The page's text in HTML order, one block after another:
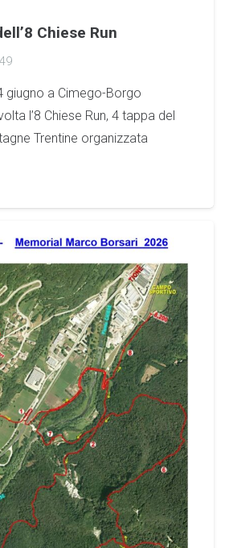
Chiese Run
giugno a Cimego-Borgo
l’8 Chiese Run, 4 tappa del
Trentine organizzata